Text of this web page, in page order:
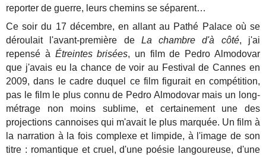
reporter de guerre, leurs chemins se séparent…
Ce soir du 17 décembre, en allant au Pathé Palace où se
déroulait l'avant-première de La chambre d'à côté, j'ai
repensé à Étreintes brisées, un film de Pedro Almodovar
que j'avais eu la chance de voir au Festival de Cannes en
2009, dans le cadre duquel ce film figurait en compétition,
pas le film le plus connu de Pedro Almodovar mais un long-
métrage non moins sublime, et certainement une des
projections cannoises qui m'avait le plus marquée. Un film à
la narration à la fois complexe et limpide, à l'image de son
titre : romantique et cruel, d'une poésie langoureuse, d'une